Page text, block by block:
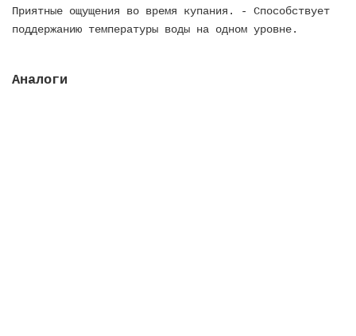
Приятные ощущения во время купания. - Способствует
поддержанию температуры воды на одном уровне.
Аналоги